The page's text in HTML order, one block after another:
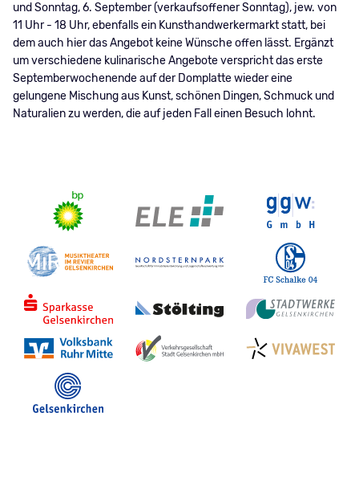
und Sonntag, 6. September (verkaufsoffener Sonntag), jew. von
11 Uhr - 18 Uhr, ebenfalls ein Kunsthandwerkermarkt statt, bei
dem auch hier das Angebot keine Wünsche offen lässt. Ergänzt
um verschiedene kulinarische Angebote verspricht das erste
Septemberwochenende auf der Domplatte wieder eine
gelungene Mischung aus Kunst, schönen Dingen, Schmuck und
Naturalien zu werden, die auf jeden Fall einen Besuch lohnt.